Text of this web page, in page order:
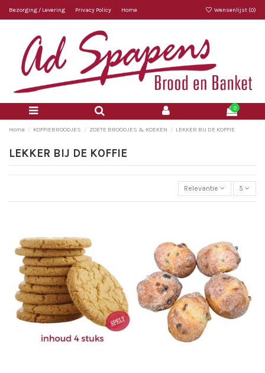
Bezorging / Levering Privacy Policy Home Wensenlijst (0)
0
Home KOFFIEBROODJES ZOETE BROODJES & KOEKEN LEKKER BIJ DE KOFFIE
LEKKER BIJ DE KOFFIE
Relevantie 5